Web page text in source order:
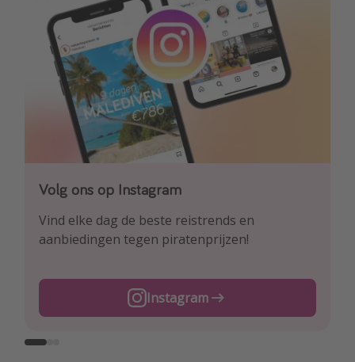
Volg ons op Instagram
Vind elke dag de beste reistrends en
aanbiedingen tegen piratenprijzen!
Instagram
Volg ons op Facebook
Ontdek onze dagelijkse reis- en
vluchtaanbiedingen tegen piratenprijzen!
Facebook
Volg ons op TikTok
Voor de heetste deals en beste reis-hacks!
TikTok